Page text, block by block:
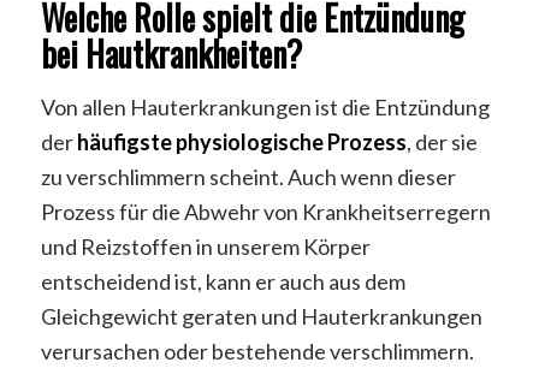
Welche Rolle spielt die Entzündung
bei Hautkrankheiten?
Von allen Hauterkrankungen ist die Entzündung
derhäufigste physiologische Prozess, der sie
zu verschlimmern scheint. Auch wenn dieser
Prozess für die Abwehr von Krankheitserregern
und Reizstoffen in unserem Körper
entscheidend ist, kann er auch aus dem
Gleichgewicht geraten und Hauterkrankungen
verursachen oder bestehende verschlimmern.